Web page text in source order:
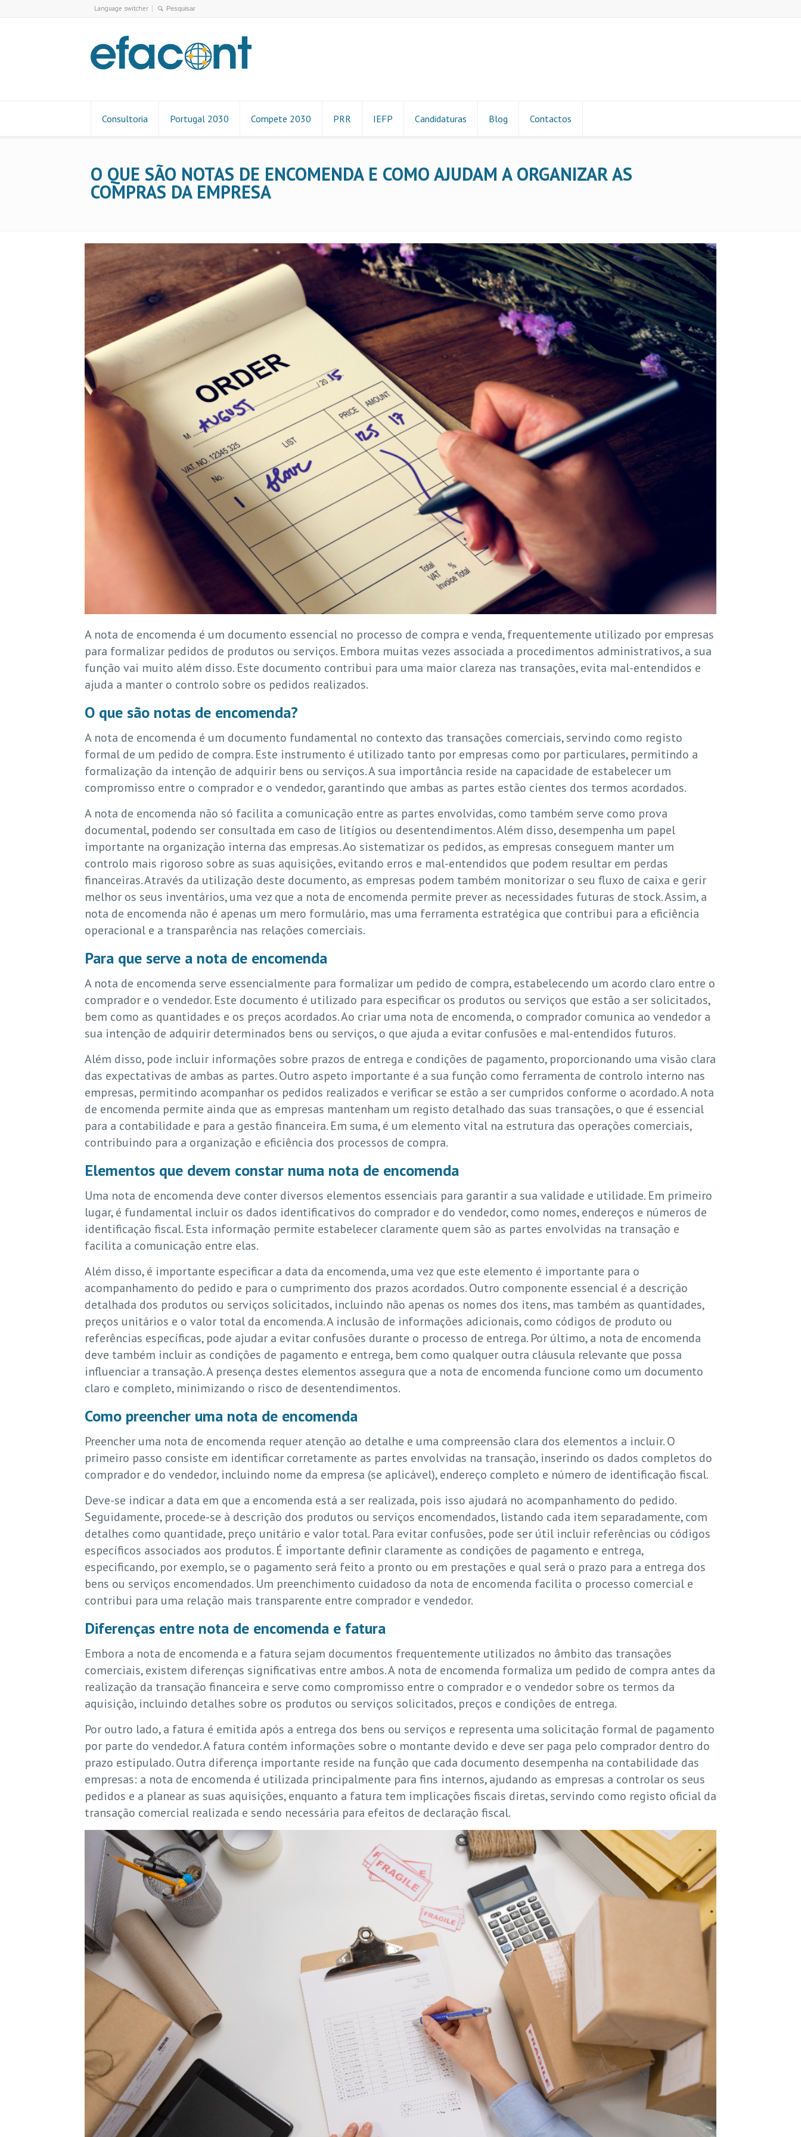
Language switcher
Consultoria Portugal 2030 Compete 2030 PRR IEFP Candidaturas Blog Contactos
O QUE SÃO NOTAS DE ENCOMENDA E COMO AJUDAM A ORGANIZAR AS
COMPRAS DA EMPRESA
A nota de encomenda é um documento essencial no processo de compra e venda, frequentemente utilizado por empresas
para formalizar pedidos de produtos ou serviços. Embora muitas vezes associada a procedimentos administrativos, a sua
função vai muito além disso. Este documento contribui para uma maior clareza nas transações, evita mal-entendidos e
ajuda a manter o controlo sobre os pedidos realizados.
O que são notas de encomenda?
A nota de encomenda é um documento fundamental no contexto das transações comerciais, servindo como registo
formal de um pedido de compra. Este instrumento é utilizado tanto por empresas como por particulares, permitindo a
formalização da intenção de adquirir bens ou serviços. A sua importância reside na capacidade de estabelecer um
compromisso entre o comprador e o vendedor, garantindo que ambas as partes estão cientes dos termos acordados.
A nota de encomenda não só facilita a comunicação entre as partes envolvidas, como também serve como prova
documental, podendo ser consultada em caso de litígios ou desentendimentos. Além disso, desempenha um papel
importante na organização interna das empresas. Ao sistematizar os pedidos, as empresas conseguem manter um
controlo mais rigoroso sobre as suas aquisições, evitando erros e mal-entendidos que podem resultar em perdas
financeiras. Através da utilização deste documento, as empresas podem também monitorizar o seu fluxo de caixa e gerir
melhor os seus inventários, uma vez que a nota de encomenda permite prever as necessidades futuras de stock. Assim, a
nota de encomenda não é apenas um mero formulário, mas uma ferramenta estratégica que contribui para a eficiência
operacional e a transparência nas relações comerciais.
Para que serve a nota de encomenda
A nota de encomenda serve essencialmente para formalizar um pedido de compra, estabelecendo um acordo claro entre o
comprador e o vendedor. Este documento é utilizado para especificar os produtos ou serviços que estão a ser solicitados,
bem como as quantidades e os preços acordados. Ao criar uma nota de encomenda, o comprador comunica ao vendedor a
sua intenção de adquirir determinados bens ou serviços, o que ajuda a evitar confusões e mal-entendidos futuros.
Além disso, pode incluir informações sobre prazos de entrega e condições de pagamento, proporcionando uma visão clara
das expectativas de ambas as partes. Outro aspeto importante é a sua função como ferramenta de controlo interno nas
empresas, permitindo acompanhar os pedidos realizados e verificar se estão a ser cumpridos conforme o acordado. A nota
de encomenda permite ainda que as empresas mantenham um registo detalhado das suas transações, o que é essencial
para a contabilidade e para a gestão financeira. Em suma, é um elemento vital na estrutura das operações comerciais,
contribuindo para a organização e eficiência dos processos de compra.
Elementos que devem constar numa nota de encomenda
Uma nota de encomenda deve conter diversos elementos essenciais para garantir a sua validade e utilidade. Em primeiro
lugar, é fundamental incluir os dados identificativos do comprador e do vendedor, como nomes, endereços e números de
identificação fiscal. Esta informação permite estabelecer claramente quem são as partes envolvidas na transação e
facilita a comunicação entre elas.
Além disso, é importante especificar a data da encomenda, uma vez que este elemento é importante para o
acompanhamento do pedido e para o cumprimento dos prazos acordados. Outro componente essencial é a descrição
detalhada dos produtos ou serviços solicitados, incluindo não apenas os nomes dos itens, mas também as quantidades,
preços unitários e o valor total da encomenda. A inclusão de informações adicionais, como códigos de produto ou
referências específicas, pode ajudar a evitar confusões durante o processo de entrega. Por último, a nota de encomenda
deve também incluir as condições de pagamento e entrega, bem como qualquer outra cláusula relevante que possa
influenciar a transação. A presença destes elementos assegura que a nota de encomenda funcione como um documento
claro e completo, minimizando o risco de desentendimentos.
Como preencher uma nota de encomenda
Preencher uma nota de encomenda requer atenção ao detalhe e uma compreensão clara dos elementos a incluir. O
primeiro passo consiste em identificar corretamente as partes envolvidas na transação, inserindo os dados completos do
comprador e do vendedor, incluindo nome da empresa (se aplicável), endereço completo e número de identificação fiscal.
Deve-se indicar a data em que a encomenda está a ser realizada, pois isso ajudará no acompanhamento do pedido.
Seguidamente, procede-se à descrição dos produtos ou serviços encomendados, listando cada item separadamente, com
detalhes como quantidade, preço unitário e valor total. Para evitar confusões, pode ser útil incluir referências ou códigos
específicos associados aos produtos. É importante definir claramente as condições de pagamento e entrega,
especificando, por exemplo, se o pagamento será feito a pronto ou em prestações e qual será o prazo para a entrega dos
bens ou serviços encomendados. Um preenchimento cuidadoso da nota de encomenda facilita o processo comercial e
contribui para uma relação mais transparente entre comprador e vendedor.
Diferenças entre nota de encomenda e fatura
Embora a nota de encomenda e a fatura sejam documentos frequentemente utilizados no âmbito das transações
comerciais, existem diferenças significativas entre ambos. A nota de encomenda formaliza um pedido de compra antes da
realização da transação financeira e serve como compromisso entre o comprador e o vendedor sobre os termos da
aquisição, incluindo detalhes sobre os produtos ou serviços solicitados, preços e condições de entrega.
Por outro lado, a fatura é emitida após a entrega dos bens ou serviços e representa uma solicitação formal de pagamento
por parte do vendedor. A fatura contém informações sobre o montante devido e deve ser paga pelo comprador dentro do
prazo estipulado. Outra diferença importante reside na função que cada documento desempenha na contabilidade das
empresas: a nota de encomenda é utilizada principalmente para fins internos, ajudando as empresas a controlar os seus
pedidos e a planear as suas aquisições, enquanto a fatura tem implicações fiscais diretas, servindo como registo oficial da
transação comercial realizada e sendo necessária para efeitos de declaração fiscal.